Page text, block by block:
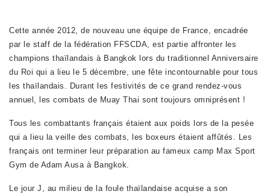
Cette année 2012, de nouveau une équipe de France, encadrée
par le staff de la fédération FFSCDA, est partie affronter les
champions thaïlandais à Bangkok lors du traditionnel Anniversaire
du Roi qui a lieu le 5 décembre, une fête incontournable pour tous
les thaïlandais. Durant les festivités de ce grand rendez-vous
annuel, les combats de Muay Thai sont toujours omniprésent !
Tous les combattants français étaient aux poids lors de la pesée
qui a lieu la veille des combats, les boxeurs étaient affûtés. Les
français ont terminer leur préparation au fameux camp Max Sport
Gym de Adam Ausa à Bangkok.
Le jour J, au milieu de la foule thaïlandaise acquise a son